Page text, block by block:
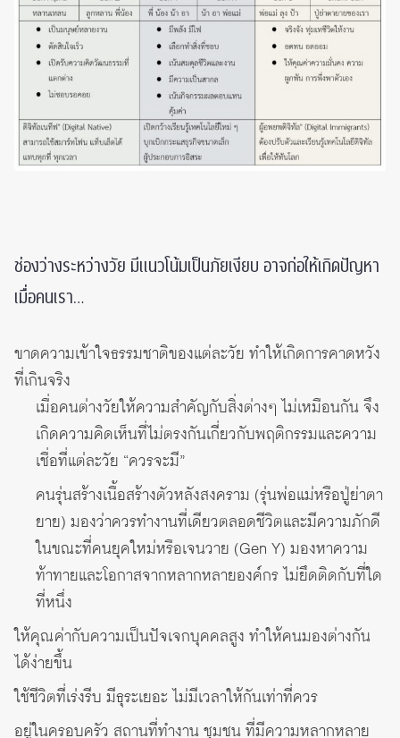
ช่องว่างระหว่างวัย มีแนวโน้มเป็นภัยเงียบ อาจก่อให้เกิดปัญหา
เมื่อคนเรา…
ขาดความเข้าใจธรรมชาติของแต่ละวัย ทำให้เกิดการคาดหวัง
ที่เกินจริง
เมื่อคนต่างวัยให้ความสำคัญกับสิ่งต่างๆ ไม่เหมือนกัน จึง
เกิดความคิดเห็นที่ไม่ตรงกันเกี่ยวกับพฤติกรรมและความ
เชื่อที่แต่ละวัย “ควรจะมี”
คนรุ่นสร้างเนื้อสร้างตัวหลังสงคราม (รุ่นพ่อแม่หรือปู่ย่าตา
ยาย) มองว่าควรทำงานที่เดียวตลอดชีวิตและมีความภักดี
ในขณะที่คนยุคใหม่หรือเจนวาย (Gen Y) มองหาความ
ท้าทายและโอกาสจากหลากหลายองค์กร ไม่ยึดติดกับที่ใด
ที่หนึ่ง
ให้คุณค่ากับความเป็นปัจเจกบุคคลสูง ทำให้คนมองต่างกัน
ได้ง่ายขึ้น
ใช้ชีวิตที่เร่งรีบ มีธุระเยอะ ไม่มีเวลาให้กันเท่าที่ควร
อยู่ในครอบครัว สถานที่ทำงาน ชุมชน ที่มีความหลากหลาย